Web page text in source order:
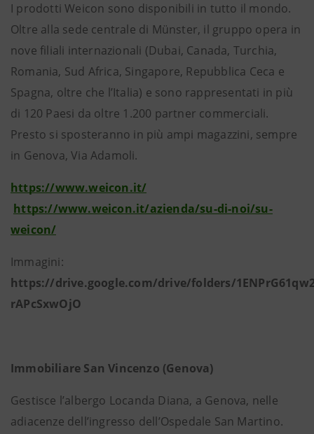
I prodotti Weicon sono disponibili in tutto il mondo.
Oltre alla sede centrale di Münster, il gruppo opera in
nove filiali internazionali (Dubai, Canada, Turchia,
Romania, Sud Africa, Singapore, Repubblica Ceca e
Spagna, oltre che l’Italia) e sono rappresentati in più
di 120 Paesi da oltre 1.200 partner commerciali.
Presto si sposteranno in più ampi magazzini, sempre
in Genova, Via Adamoli.
https://www.weicon.it/
https://www.weicon.it/azienda/su-di-noi/su-
weicon/
Immagini:
https://drive.google.com/drive/folders/
rAPcSxwOjO
Immobiliare San Vincenzo (Genova)
Gestisce l’albergo Locanda Diana, a Genova, nelle
adiacenze dell’ingresso dell’Ospedale San Martino.